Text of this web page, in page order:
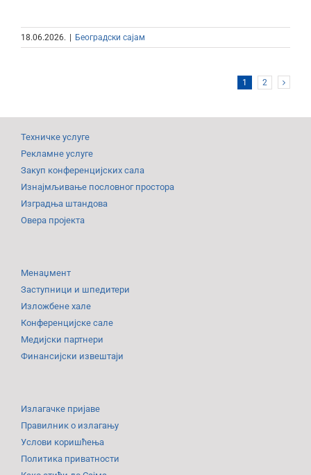
18.06.2026. | Београдски сајам
1 2
Техничке услуге
Рекламне услуге
Закуп конференцијских сала
Изнајмљивање пословног простора
Изградња штандова
Овера пројекта
Менаџмент
Заступници и шпедитери
Изложбене хале
Конференцијске сале
Медијски партнери
Финансијски извештаји
Излагачке пријаве
Правилник о излагању
Услови коришћења
Политика приватности